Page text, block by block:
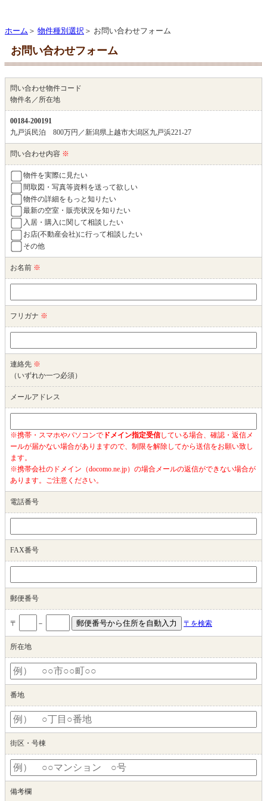
ホーム ＞ 物件種別選択 ＞ お問い合わせフォーム
お問い合わせフォーム
問い合わせ物件コード
物件名／所在地
00184-200191
九戸浜民泊 800万円／新潟県上越市大潟区九戸浜221-27
問い合わせ内容 ※
物件を実際に見たい
間取図・写真等資料を送って欲しい
物件の詳細をもっと知りたい
最新の空室・販売状況を知りたい
入居・購入に関して相談したい
お店(不動産会社)に行って相談したい
その他
お名前 ※
フリガナ ※
連絡先 ※
（いずれか一つ必須）
メールアドレス
※携帯・スマホやパソコンで ドメイン指定受信している場合、確認・返信メ
ールが届かない場合がありますので、制限を解除してから送信をお願い致し
ます。
※携帯会社のドメイン（docomo.ne.jp）の場合メールの返信ができない場合が
あります。ご注意ください。
電話番号
FAX番号
郵便番号
〒 － 〒を検索
所在地
番地
街区・号棟
備考欄